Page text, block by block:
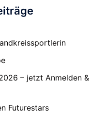
– jetzt Anmelden
Futurestars